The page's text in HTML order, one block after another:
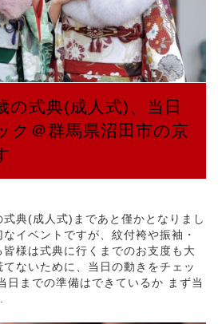
の式典(成人式)、当日
ク＠群馬県沼田市の京
典(成人式)まであと僅かとなりまし
イベントですが、紋付袴や振袖・
様は式典に行くまでのお支度も大
ないために、当日の動きをチェッ
日までの準備はできているか まず当